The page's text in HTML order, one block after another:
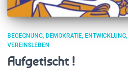
BEGEGNUNG DEMOKRATIE ENTWICKLUNG
VEREINSLEBEN
Aufgetischt !